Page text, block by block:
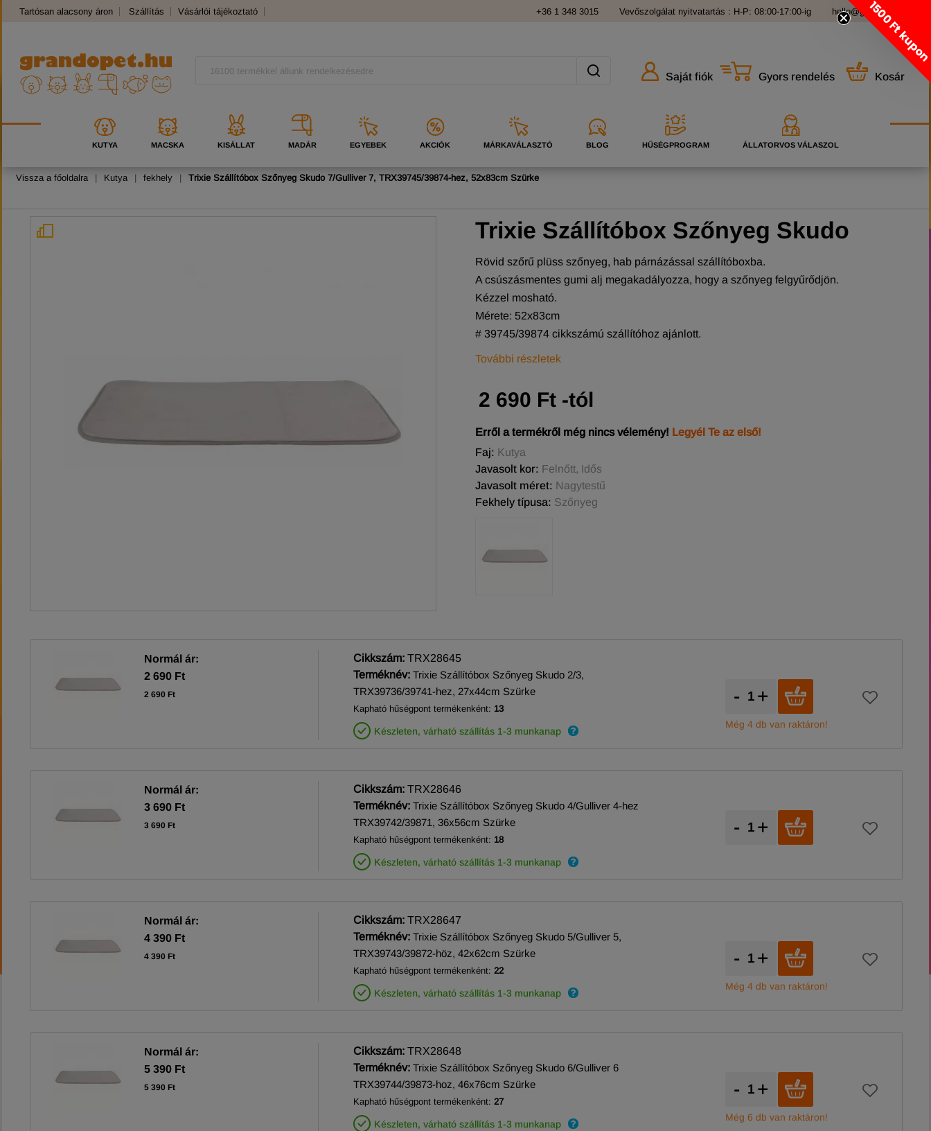
Tartósan alacsony áron Szállítás Vásárlói tájékoztató +36 1 348 3015 Vevőszolgálat nyitvatartás : H-P: 08:00-17:00-ig hello@grandopet.hu
Saját fiók Gyors rendelés Kosár
KUTYA MACSKA KISÁLLAT MADÁR EGYEBEK AKCIÓK MÁRKAVÁLASZTÓ BLOG HŰSÉGPROGRAM ÁLLATORVOS VÁLASZOL
Vissza a főoldalra | Kutya | fekhely | Trixie Szállítóbox Szőnyeg Skudo 7/Gulliver 7, TRX39745/39874-hez, 52x83cm Szürke
Trixie Szállítóbox Szőnyeg Skudo
Rövid szőrű plüss szőnyeg, hab párnázással szállítóboxba.
A csúszásmentes gumi alj megakadályozza, hogy a szőnyeg felgyűrődjön.
Kézzel mosható.
Mérete: 52x83cm
# 39745/39874 cikkszámú szállítóhoz ajánlott.
További részletek
2 690 Ft -tól
Erről a termékről még nincs vélemény! Legyél Te az első!
Faj: Kutya
Javasolt kor: Felnőtt, Idős
Javasolt méret: Nagytestű
Fekhely típusa: Szőnyeg
Normál ár:
2 690 Ft
2 690 Ft
Cikkszám: TRX28645
Terméknév: Trixie Szállítóbox Szőnyeg Skudo 2/3,
TRX39736/39741-hez, 27x44cm Szürke
Kapható hűségpont termékenként: 13
Készleten, várható szállítás 1-3 munkanap
+
-
Még 4 db van raktáron!
Normál ár:
3 690 Ft
3 690 Ft
Cikkszám: TRX28646
Terméknév: Trixie Szállítóbox Szőnyeg Skudo 4/Gulliver 4-hez
TRX39742/39871, 36x56cm Szürke
Kapható hűségpont termékenként: 18
Készleten, várható szállítás 1-3 munkanap
+
-
Normál ár:
4 390 Ft
4 390 Ft
Cikkszám: TRX28647
Terméknév: Trixie Szállítóbox Szőnyeg Skudo 5/Gulliver 5,
TRX39743/39872-höz, 42x62cm Szürke
Kapható hűségpont termékenként: 22
Készleten, várható szállítás 1-3 munkanap
+
-
Még 4 db van raktáron!
Normál ár:
5 390 Ft
5 390 Ft
Cikkszám: TRX28648
Terméknév: Trixie Szállítóbox Szőnyeg Skudo 6/Gulliver 6
TRX39744/39873-hoz, 46x76cm Szürke
Kapható hűségpont termékenként: 27
Készleten, várható szállítás 1-3 munkanap
+
-
Még 6 db van raktáron!
1500 Ft